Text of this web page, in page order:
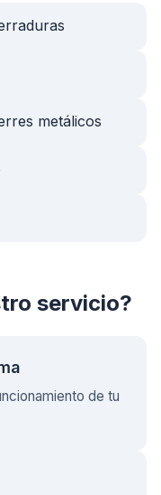
metálicos
servicio?
de tu